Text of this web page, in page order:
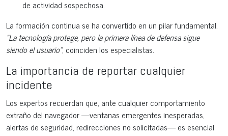
de actividad sospechosa.
La formación continua se ha convertido en un pilar fundamental.
“La tecnología protege, pero la primera línea de defensa sigue
siendo el usuario”, coinciden los especialistas.
La importancia de reportar cualquier
incidente
Los expertos recuerdan que, ante cualquier comportamiento
extraño del navegador —ventanas emergentes inesperadas,
alertas de seguridad, redirecciones no solicitadas— es esencial